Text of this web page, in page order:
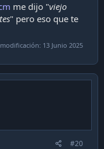
me dijo "viejo
" pero eso que te
13 Junio 2025
#20